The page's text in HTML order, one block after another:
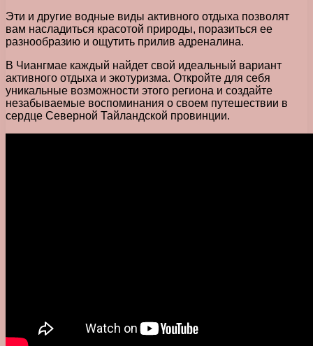
Эти и другие водные виды активного отдыха позволят
вам насладиться красотой природы, поразиться ее
разнообразию и ощутить прилив адреналина.
В Чиангмае каждый найдет свой идеальный вариант
активного отдыха и экотуризма. Откройте для себя
уникальные возможности этого региона и создайте
незабываемые воспоминания о своем путешествии в
сердце Северной Тайландской провинции.